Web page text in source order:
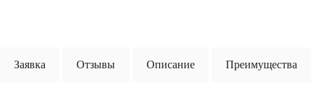
Заявка Отзывы Описание Преимущества